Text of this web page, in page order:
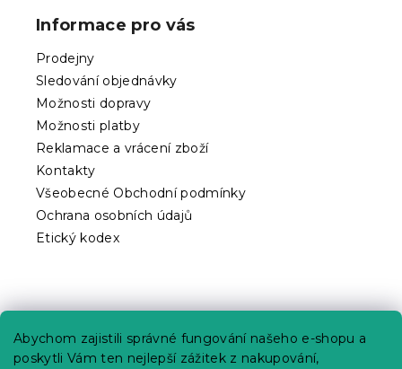
Abychom zajistili správné fungování našeho e-shopu a
poskytli Vám ten nejlepší zážitek z nakupování,
Informace pro vás
Prodejny
Sledování objednávky
Možnosti dopravy
Možnosti platby
Reklamace a vrácení zboží
Kontakty
Všeobecné Obchodní podmínky
Ochrana osobních údajů
Etický kodex
Kariéra